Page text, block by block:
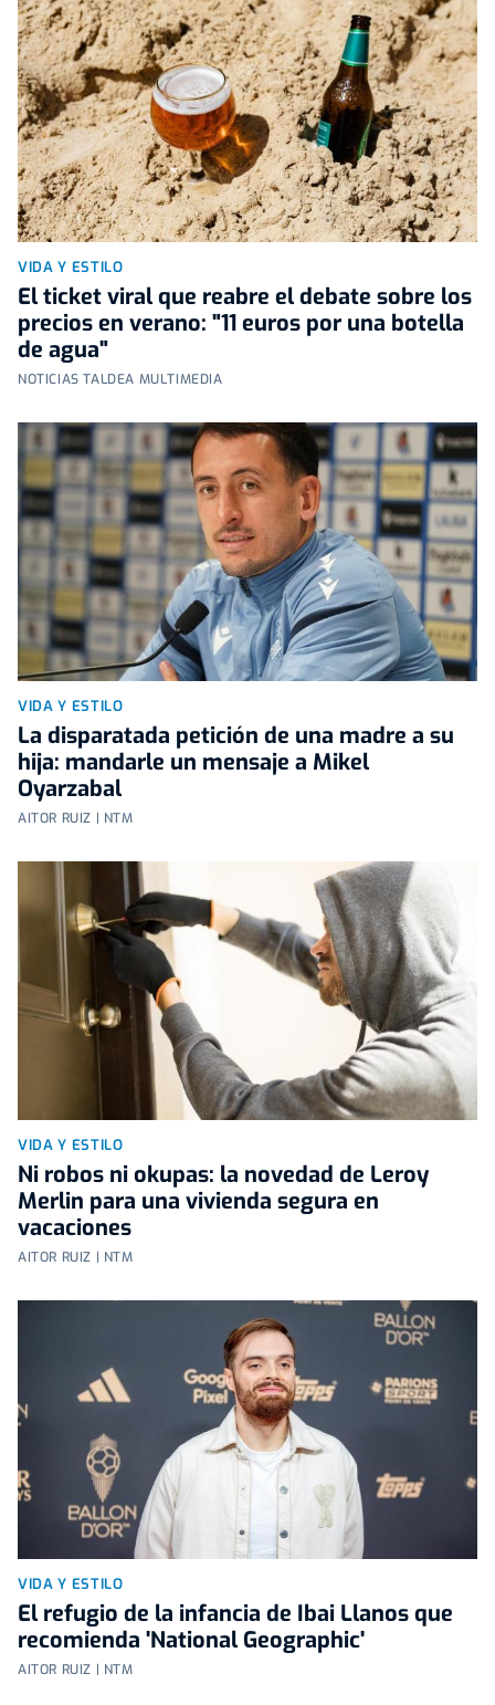
VIDA Y ESTILO
El ticket viral que reabre el debate sobre los
precios en verano: "11 euros por una botella
de agua"
NOTICIAS TALDEA MULTIMEDIA
VIDA Y ESTILO
La disparatada petición de una madre a su
hija: mandarle un mensaje a Mikel
Oyarzabal
AITOR RUIZ | NTM
VIDA Y ESTILO
Ni robos ni okupas: la novedad de Leroy
Merlin para una vivienda segura en
vacaciones
AITOR RUIZ | NTM
VIDA Y ESTILO
El refugio de la infancia de Ibai Llanos que
recomienda 'National Geographic'
AITOR RUIZ | NTM